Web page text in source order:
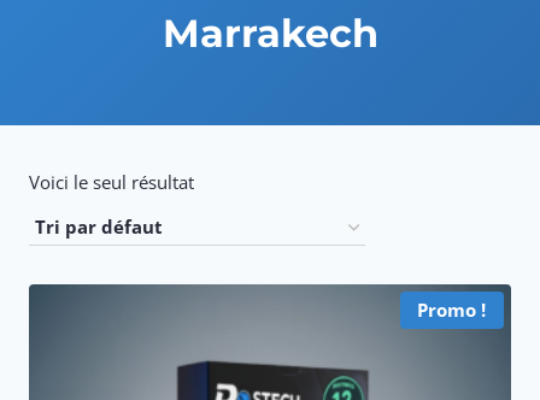
Marrakech
Voici le seul résultat
Promo !